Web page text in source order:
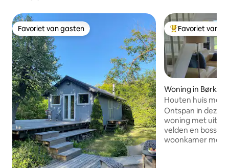
Favoriet van gasten
Favoriet van gasten Topfavoriet van
Favoriet van
Woning in Børkop
Houten huis met
Ontspan in deze
woning met
velden en
woonkamer met